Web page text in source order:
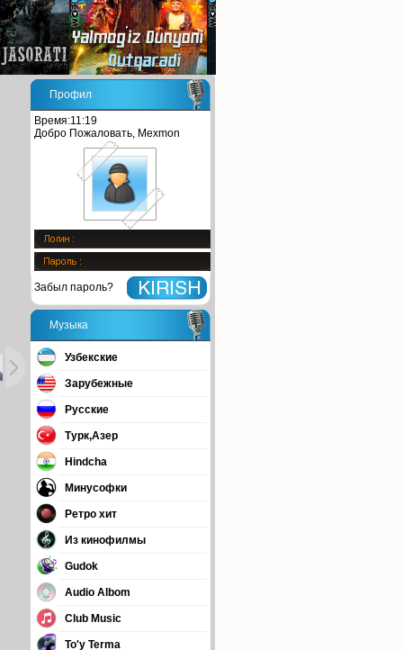
Профил
Время:11:19
Добро Пожаловать, Mexmon
Забыл пароль?
Музыка
Узбекские
Зарубежные
Русские
Турк,Азер
Hindcha
Минусофки
Ретро хит
Из кинофилмы
Gudok
Audio Albom
Club Music
To'y Terma